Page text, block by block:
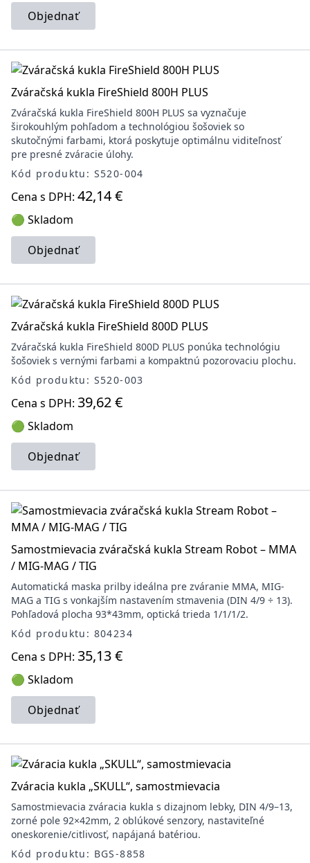
Objednať
Zváračská kukla FireShield 800H PLUS
Zváračská kukla FireShield 800H PLUS sa vyznačuje
širokouhlým pohľadom a technológiou šošoviek so
skutočnými farbami, ktorá poskytuje optimálnu viditeľnosť
pre presné zváracie úlohy.
Kód produktu: S520-004
Cena s DPH: 42,14 €
🟢 Skladom
Objednať
Zváračská kukla FireShield 800D PLUS
Zváračská kukla FireShield 800D PLUS ponúka technológiu
šošoviek s vernými farbami a kompaktnú pozorovaciu plochu.
Kód produktu: S520-003
Cena s DPH: 39,62 €
🟢 Skladom
Objednať
Samostmievacia zváračská kukla Stream Robot – MMA
/ MIG-MAG / TIG
Automatická maska prilby ideálna pre zváranie MMA, MIG-
MAG a TIG s vonkajším nastavením stmavenia (DIN 4/9 ÷ 13).
Pohľadová plocha 93*43mm, optická trieda 1/1/1/2.
Kód produktu: 804234
Cena s DPH: 35,13 €
🟢 Skladom
Objednať
Zváracia kukla „SKULL“, samostmievacia
Samostmievacia zváracia kukla s dizajnom lebky, DIN 4/9–13,
zorné pole 92×42mm, 2 oblúkové senzory, nastaviteľné
oneskorenie/citlivosť, napájaná batériou.
Kód produktu: BGS-8858